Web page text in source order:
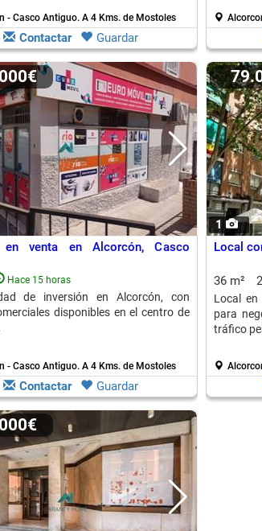
- Casco Antiguo. A 4 Kms. de Mostoles
Contactar Guardar
en venta en Alcorcón, Casco
Hace 15 horas
de inversión en Alcorcón, con
disponibles en el centro de
- Casco Antiguo. A 4 Kms. de Mostoles
Contactar Guardar
1
Local
36 m²
Local en
para
tráfico